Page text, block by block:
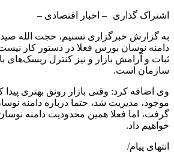
اشتراک گذاری – اخبار اقتصادی –
به گزارش خبرگزاری تسنیم، حجت الله صیدی
دامنه نوسان بورس فعلا در دستور کار
ثبات و آرامش بازار و نیز کنترل ریسک‌های
سازمان است.
وی اضافه کرد: وقتی بازار رونق بهتری
موجود، مدیریت شد، حتما درباره دامنه
گرفت، اما فعلا همین محدودیت دامنه
خواهیم داد.
انتهای پیام/